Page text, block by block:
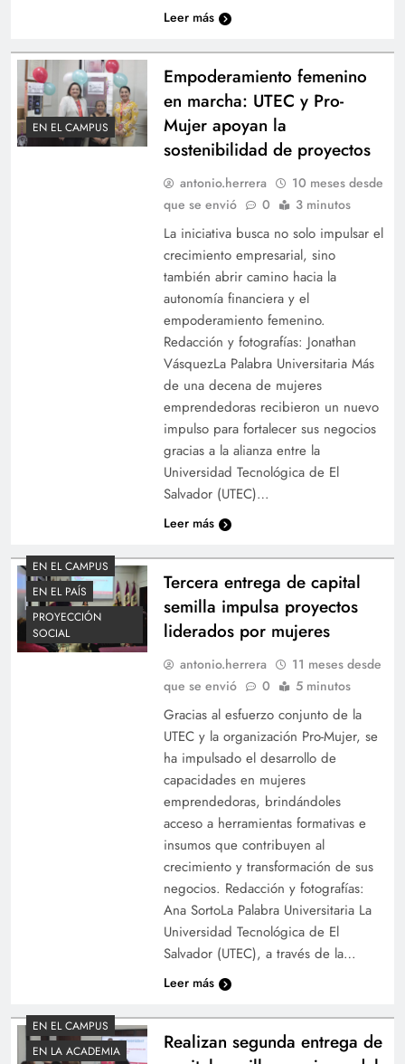
Leer más
EN EL CAMPUS
Empoderamiento femenino
en marcha: UTEC y Pro-
Mujer apoyan la
sostenibilidad de proyectos
antonio.herrera
10 meses desde
que se envió
0 3 minutos
La iniciativa busca no solo impulsar el
crecimiento empresarial, sino
también abrir camino hacia la
autonomía financiera y el
empoderamiento femenino.
Redacción y fotografías: Jonathan
VásquezLa Palabra Universitaria Más
de una decena de mujeres
emprendedoras recibieron un nuevo
impulso para fortalecer sus negocios
gracias a la alianza entre la
Universidad Tecnológica de El
Salvador (UTEC)…
Leer más
EN EL CAMPUS
EN EL PAÍS
PROYECCIÓN
SOCIAL
Tercera entrega de capital
semilla impulsa proyectos
liderados por mujeres
antonio.herrera
11 meses desde
que se envió
0 5 minutos
Gracias al esfuerzo conjunto de la
UTEC y la organización Pro-Mujer, se
ha impulsado el desarrollo de
capacidades en mujeres
emprendedoras, brindándoles
acceso a herramientas formativas e
insumos que contribuyen al
crecimiento y transformación de sus
negocios. Redacción y fotografías:
Ana SortoLa Palabra Universitaria La
Universidad Tecnológica de El
Salvador (UTEC), a través de la…
Leer más
EN EL CAMPUS
EN LA ACADEMIA
Realizan segunda entrega de